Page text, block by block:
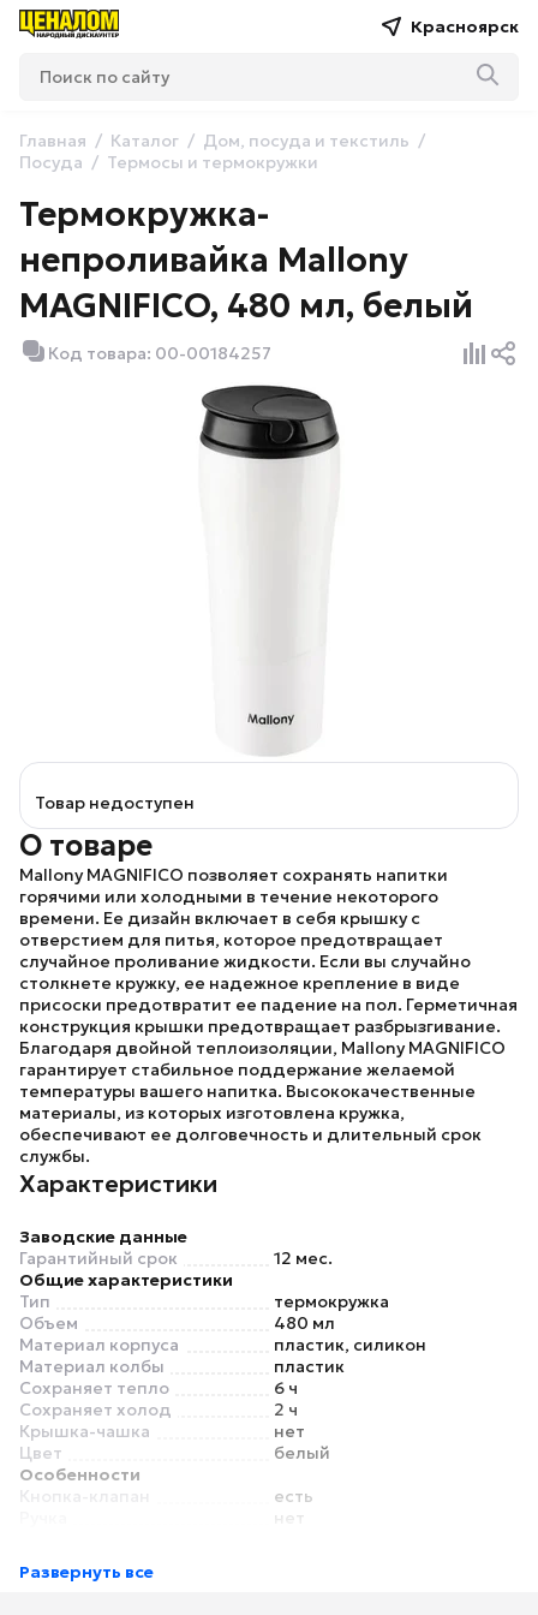
Красноярск
Главная Каталог
Дом, посуда и текстиль
Посуда
Термосы и термокружки
Термокружка-
непроливайка Mallony
MAGNIFICO, 480 мл, белый
Код товара: 00-00184257
Товар недоступен
О товаре
Mallony MAGNIFICO позволяет сохранять напитки
горячими или холодными в течение некоторого
времени. Ее дизайн включает в себя крышку с
отверстием для питья, которое предотвращает
случайное проливание жидкости. Если вы случайно
столкнете кружку, ее надежное крепление в виде
присоски предотвратит ее падение на пол. Герметичная
конструкция крышки предотвращает разбрызгивание.
Благодаря двойной теплоизоляции, Mallony MAGNIFICO
гарантирует стабильное поддержание желаемой
температуры вашего напитка. Высококачественные
материалы, из которых изготовлена кружка,
обеспечивают ее долговечность и длительный срок
службы.
Характеристики
Заводские данные
Гарантийный срок
12 мес.
Общие характеристики
Тип
термокружка
Объем
480 мл
Материал корпуса
пластик, силикон
Материал колбы
пластик
Сохраняет тепло
6 ч
Сохраняет холод
2 ч
Крышка-чашка
нет
Цвет
белый
Особенности
Кнопка-клапан
есть
нет
посудомоечной машине
Развернуть все